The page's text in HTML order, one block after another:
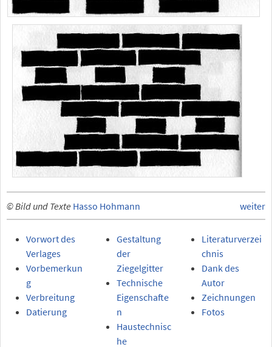
© Bild und Texte Hasso Hohmann weiter
Vorwort des
Verlages
Vorbemerkun
g
Verbreitung
Datierung
Gestaltung
der
Ziegelgitter
Technische
Eigenschafte
n
Haustechnisc
he
Literaturverzei
chnis
Dank des
Autor
Zeichnungen
Fotos